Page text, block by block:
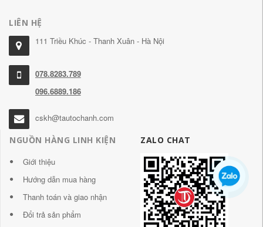
LIÊN HỆ
111 Triều Khúc - Thanh Xuân - Hà Nội
078.8283.789
096.6889.186
cskh@tautochanh.com
NGUỒN HÀNG LINH KIỆN
Giới thiệu
Hướng dẫn mua hàng
Thanh toán và giao nhận
Đổi trả sản phẩm
ZALO CHAT